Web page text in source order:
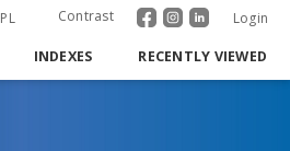
PL Contrast Login
INDEXES RECENTLY VIEWED